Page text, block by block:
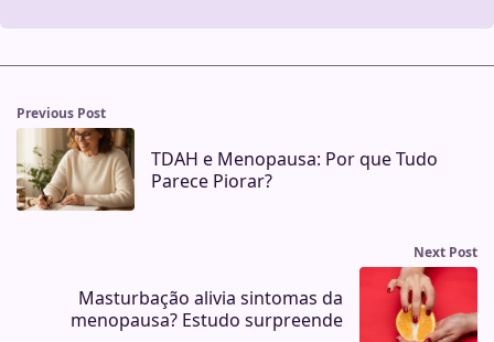
Previous Post
TDAH e Menopausa: Por que Tudo
Parece Piorar?
Next Post
Masturbação alivia sintomas da
menopausa? Estudo surpreende